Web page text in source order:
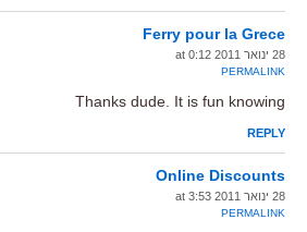
Ferry pour la Grece
28 ינואר 2011 at 0:12
PERMALINK
Thanks dude. It is fun knowing
REPLY
Online Discounts
28 ינואר 2011 at 3:53
PERMALINK